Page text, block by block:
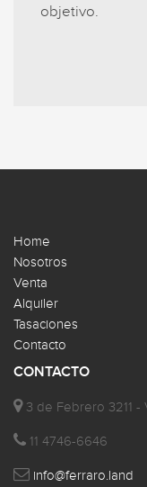
objetivo.
Home
Nosotros
Venta
Alquiler
Tasaciones
Contacto
CONTACTO
3 de Febrero 3211 -
11 4746-6646
info@ferraro.land